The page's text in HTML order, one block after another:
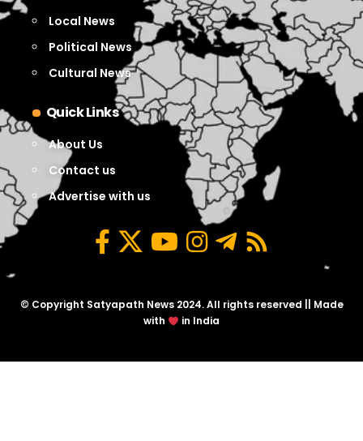
Local News
Political News
Cultural News
Quick Links
About Us
Contact us
Advertise with us
© Copyright Satyapath News 2024. All rights reserved || Made
with
in India